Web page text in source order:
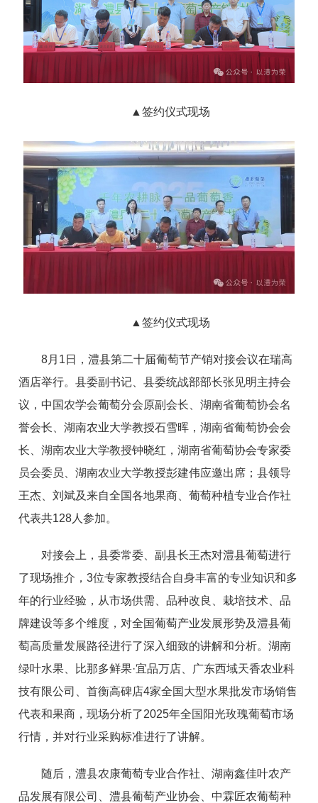
▲签约仪式现场
▲ 签约仪式现场
8月1日，澧县第二十届葡萄节产销对接会议在瑞高
酒店举行。县委副书记、县委统战部部长张见明主持会
议，中国农学会葡萄分会原副会长、湖南省葡萄协会名
誉会长、湖南农业大学教授石雪晖，湖南省葡萄协会会
长、湖南农业大学教授钟晓红，湖南省葡萄协会专家委
员会委员、湖南农业大学教授彭建伟应邀出席；县领导
王杰、刘斌及来自全国各地果商、葡萄种植专业合作社
代表共128人参加。
对接会上，县委常委、副县长王杰对澧县葡萄进行
了现场推介，3位专家教授结合自身丰富的专业知识和多
年的行业经验，从市场供需、品种改良、栽培技术、品
牌建设等多个维度，对全国葡萄产业发展形势及澧县葡
萄高质量发展路径进行了深入细致的讲解和分析。湖南
绿叶水果、比那多鲜果·宜品万店、广东西域天香农业科
技有限公司、首衡高碑店4家全国大型水果批发市场销售
代表和果商，现场分析了2025年全国阳光玫瑰葡萄市场
行情，并对行业采购标准进行了讲解。
随后，澧县农康葡萄专业合作社、湖南鑫佳叶农产
品发展有限公司、澧县葡萄产业协会、中霖匠农葡萄种